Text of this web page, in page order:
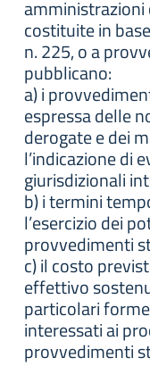
costituite in
n. 225, o a
pubblicano:
a) i
espressa delle
derogate e dei
l’indicazione di
giurisdizionali
b) i termini
l’esercizio dei
provvedimenti
c) il costo
effettivo
particolari
interessati ai
provvedimenti